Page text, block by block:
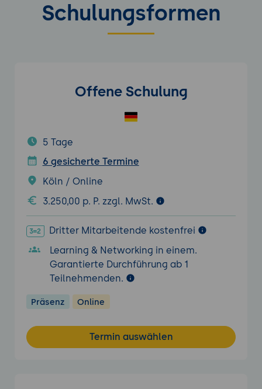
Schulungsformen
Offene Schulung
5 Tage
6 gesicherte Termine
Köln / Online
3.250,00 p. P. zzgl. MwSt.
Dritter Mitarbeitende kostenfrei
Learning & Networking in einem.
Garantierte Durchführung ab 1
Teilnehmenden.
Präsenz Online
Termin auswählen